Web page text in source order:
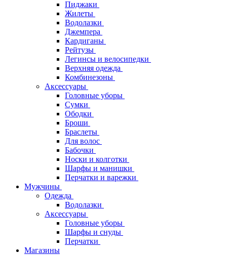
Пиджаки
Жилеты
Водолазки
Джемпера
Кардиганы
Рейтузы
Легинсы и велосипедки
Верхняя одежда
Комбинезоны
Аксессуары
Головные уборы
Сумки
Ободки
Броши
Браслеты
Для волос
Бабочки
Носки и колготки
Шарфы и манишки
Перчатки и варежки
Мужчины
Одежда
Водолазки
Аксессуары
Головные уборы
Шарфы и снуды
Перчатки
Магазины